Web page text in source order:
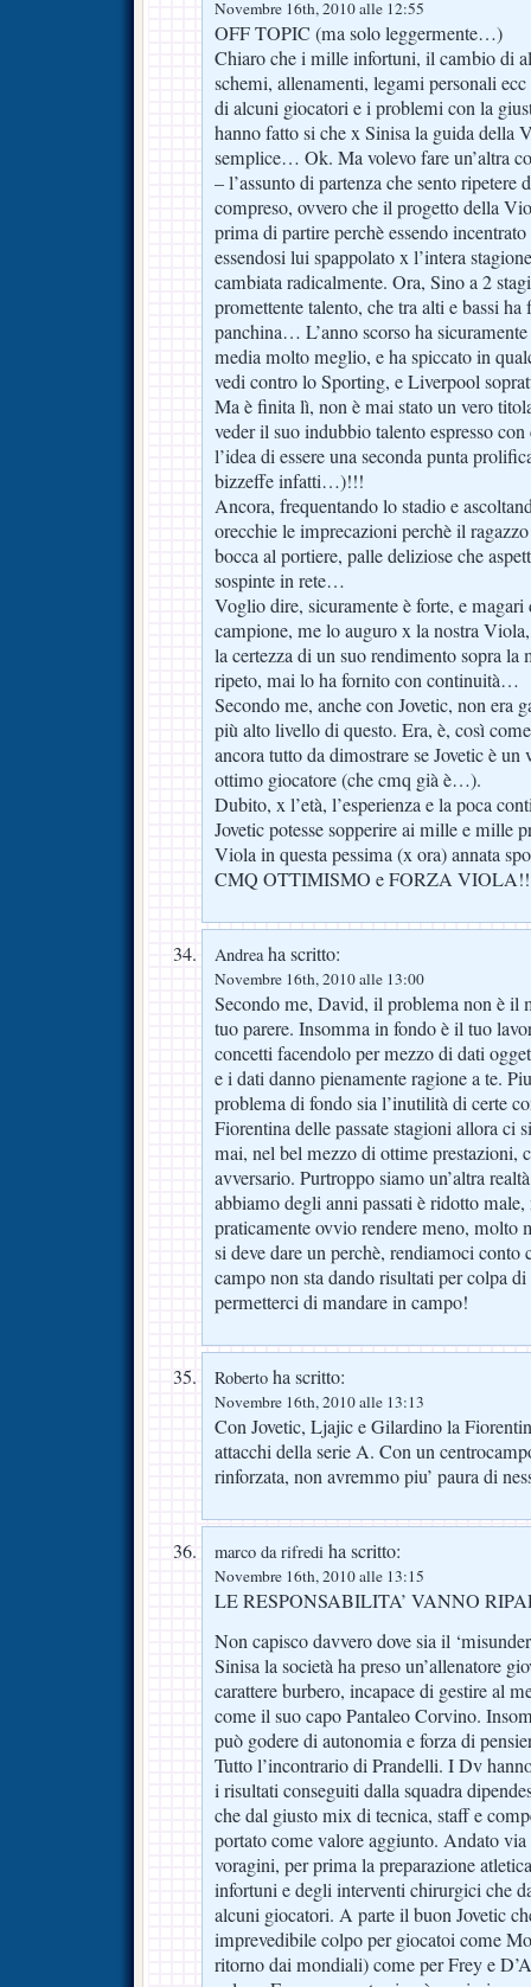
Novembre 16th, 2010 alle 12:55
OFF TOPIC (ma solo leggermente…)
Chiaro che i mille infortuni, il cambio di
schemi, allenamenti, legami personali
di alcuni giocatori e i problemi con la
hanno fatto si che x Sinisa la guida della
semplice… Ok. Ma volevo fare un’altra
– l’assunto di partenza che sento ripetere
compreso, ovvero che il progetto della
prima di partire perchè essendo
essendosi lui spappolato x l’intera
cambiata radicalmente. Ora, Sino a 2
promettente talento, che tra alti e bassi ha
panchina… L’anno scorso ha
media molto meglio, e ha spiccato in
vedi contro lo Sporting, e Liverpool
Ma è finita lì, non è mai stato un vero
veder il suo indubbio talento espresso
l’idea di essere una seconda punta
bizzeffe infatti…)!!!
Ancora, frequentando lo stadio e
orecchie le imprecazioni perchè il
bocca al portiere, palle deliziose che
sospinte in rete…
Voglio dire, sicuramente è forte, e magari
campione, me lo auguro x la nostra
la certezza di un suo rendimento sopra la
ripeto, mai lo ha fornito con continuità…
Secondo me, anche con Jovetic, non era
più alto livello di questo. Era, è, così
ancora tutto da dimostrare se Jovetic è
ottimo giocatore (che cmq già è…).
Dubito, x l’età, l’esperienza e la poca
Jovetic potesse sopperire ai mille e mille
Viola in questa pessima (x ora) annata
CMQ OTTIMISMO e FORZA
Andreaha scritto:
Novembre 16th, 2010 alle 13:00
Secondo me, David, il problema non è il
tuo parere. Insomma in fondo è il tuo
concetti facendolo per mezzo di dati
e i dati danno pienamente ragione a te.
problema di fondo sia l’inutilità di certe
Fiorentina delle passate stagioni allora ci
mai, nel bel mezzo di ottime prestazioni,
avversario. Purtroppo siamo un’altra
abbiamo degli anni passati è ridotto
praticamente ovvio rendere meno, molto
si deve dare un perchè, rendiamoci conto
campo non sta dando risultati per colpa
permetterci di mandare in campo!
Roberto ha scritto:
Novembre 16th, 2010 alle 13:13
Con Jovetic, Ljajic e Gilardino la
attacchi della serie A. Con un
rinforzata, non avremmo piu’ paura di
marco da rifredi ha scritto:
Novembre 16th, 2010 alle 13:15
LE RESPONSABILITA’ VANNO
Non capisco davvero dove sia il
Sinisa la società ha preso un’allenatore
carattere burbero, incapace di gestire al
come il suo capo Pantaleo Corvino.
può godere di autonomia e forza di
Tutto l’incontrario di Prandelli. I Dv
i risultati conseguiti dalla squadra
che dal giusto mix di tecnica, staff e
portato come valore aggiunto. Andato
voragini, per prima la preparazione
infortuni e degli interventi chirurgici che
alcuni giocatori. A parte il buon Jovetic
imprevedibile colpo per giocatoi come
ritorno dai mondiali) come per Frey e